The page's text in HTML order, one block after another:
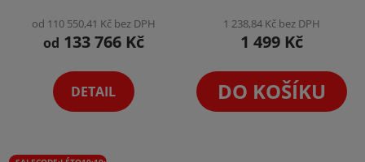
od 110 550,41 Kč bez DPH
od 133 766 Kč
DETAIL
1 238,84 Kč bez DPH
1 499 Kč
DO KOŠÍKU